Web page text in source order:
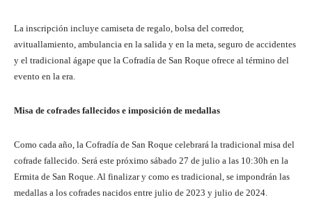
La inscripción incluye camiseta de regalo, bolsa del corredor,
avituallamiento, ambulancia en la salida y en la meta, seguro de accidentes
y el tradicional ágape que la Cofradía de San Roque ofrece al término del
evento en la era.
Misa de cofrades fallecidos e imposición de medallas
Como cada año, la Cofradía de San Roque celebrará la tradicional misa del
cofrade fallecido. Será este próximo sábado 27 de julio a las 10:30h en la
Ermita de San Roque. Al finalizar y como es tradicional, se impondrán las
medallas a los cofrades nacidos entre julio de 2023 y julio de 2024.